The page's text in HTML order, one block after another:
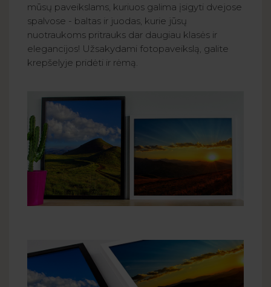
mūsų paveikslams, kuriuos galima įsigyti dvejose
spalvose - baltas ir juodas, kurie jūsų
nuotraukoms pritrauks dar daugiau klasės ir
elegancijos! Užsakydami fotopaveikslą, galite
krepšelyje pridėti ir rėmą.